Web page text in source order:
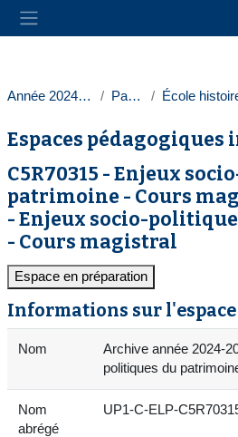
Passer au contenu principal
Panneau latéral
Année 2024-2025 Paris 1
Espaces
C5R70315 - Enjeux
patrimoine - Cours
- Enjeux socio-
- Cours magistral
Espace en préparation
Informations sur l'espace
Nom
Archive année 2024-
politiques du
Nom
abrégé
UP1-C-ELP-